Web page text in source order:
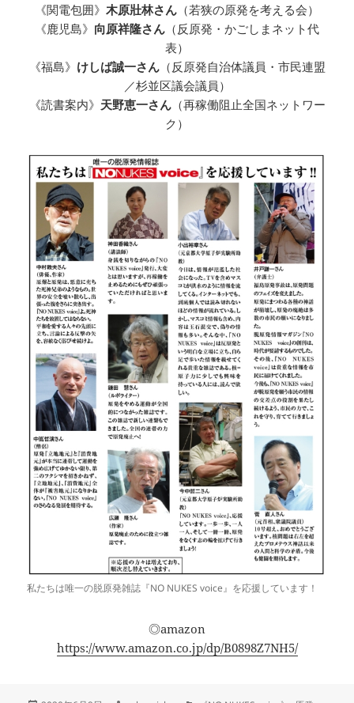
《関電包囲》 木原壯林さん （若狭の原発を考える会）
《鹿児島》 向原祥隆さん （反原発・かごしまネット代
表）
《福島》 けしば誠一さん（反原発自治体議員・市民連盟
／杉並区議会議員）
《読書案内》 天野恵一さん（再稼働阻止全国ネットワー
ク）
私たちは唯一の脱原発雑誌『NO NUKES voice』を応援しています！
◎amazon
https://www.amazon.co.jp/dp/B0898Z7NH5/